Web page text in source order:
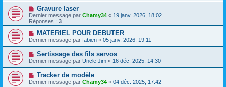
Gravure laser
Dernier message par Chamy34 « 19 janv. 2026, 18:02
Réponses : 3
MATERIEL POUR DEBUTER
Dernier message par fabien « 05 janv. 2026, 19:11
Sertissage des fils servos
Dernier message par Uncle Jim « 16 déc. 2025, 14:30
Tracker de modèle
Dernier message par Chamy34 « 04 déc. 2025, 17:42